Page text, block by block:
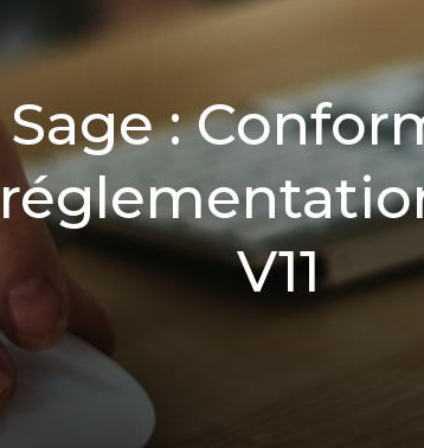
:
V11